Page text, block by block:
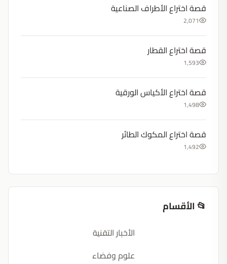
قصة اختراع الأطراف الصناعية
2,071
قصة اختراع القطار
1,593
قصة اختراع الأكياس الورقية
1,498
قصة اختراع المكوك الطائر
1,492
📂 الأقسام
الأخبار التقنية
علوم وفضاء